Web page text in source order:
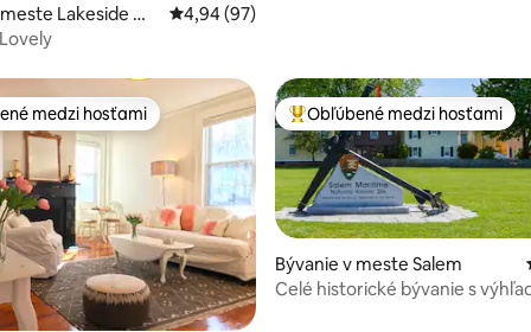
Lakeside Ma Priemerné ohodnotenie 4,94 z 5, počet
4,94 (97)
medzi hosťami
medzi hosťami Najobľúbenejšie medzi hosťami
Obľúbené medzi hosťami
Bývanie v meste Salem
Celé historické bývanie s